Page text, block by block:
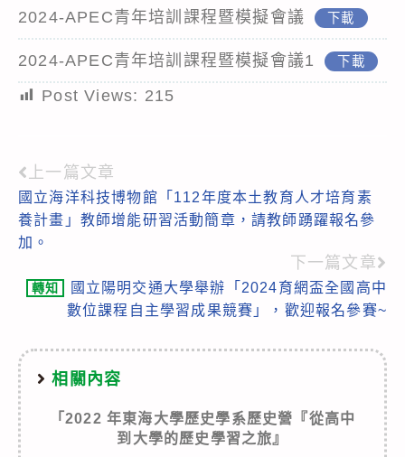
2024-APEC青年培訓課程暨模擬會議 下載
2024-APEC青年培訓課程暨模擬會議1 下載
Post Views: 215
Read
more
articles
上一篇文章
國立海洋科技博物館「112年度本土教育人才培育素
養計畫」教師增能研習活動簡章，請教師踴躍報名參
加。
下一篇文章
轉知
國立陽明交通大學舉辦「2024育網盃全國高中
數位課程自主學習成果競賽」，歡迎報名參賽~
相關內容
「2022 年東海大學歷史學系歷史營『從高中
到大學的歷史學習之旅』